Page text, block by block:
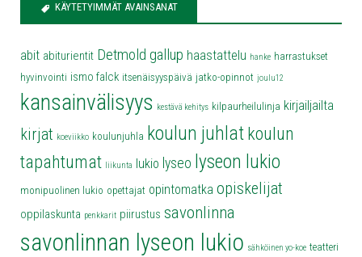
KÄYTETYIMMÄT AVAINSANAT
abit abiturientit Detmold gallup haastattelu hanke harrastukset
hyvinvointi ismo falck itsenäisyyspäivä jatko-opinnot joulu12
kansainvälisyys kestävä kehitys kilpaurheilulinja kirjailjailta
kirjat koeviikko koulunjuhla koulun juhlat koulun
tapahtumat liikunta lukio lyseo lyseon lukio
monipuolinen lukio opettajat opintomatka opiskelijat
oppilaskunta penkkarit piirustus savonlinna
savonlinnan lyseon lukio sähköinen yo-koe teatteri